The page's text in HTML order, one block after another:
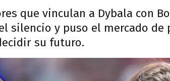
que vinculan a Dybala con
silencio y puso el mercado de
su futuro.